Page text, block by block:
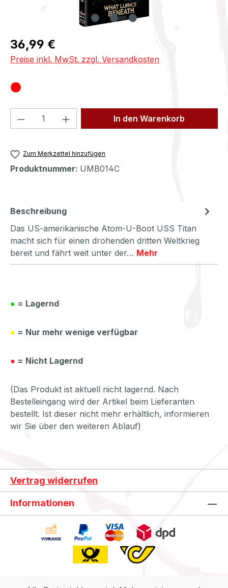
Regulärer Preis:
36,99 €
Preise inkl. MwSt. zzgl. Versandkosten
Produkt Anzahl: Gib denIn den Warenkorb
Zum Merkzettel hinzufügen
Produktnummer: UMB014C
Beschreibung
Das US-amerikanische Atom-U-Boot USS Titan
macht sich für einen drohenden dritten Weltkrieg
bereit und fährt weit unter der… Mehr
● = Lagernd
● = Nur mehr wenige verfügbar
● = Nicht Lagernd
(Das Produkt ist aktuell nicht lagernd. Nach
Bestelleingang wird der Artikel beim Lieferanten
bestellt. Ist dieser nicht mehr erhältlich, informieren
wir Sie über den weiteren Ablauf)
Vertrag widerrufen
Informationen